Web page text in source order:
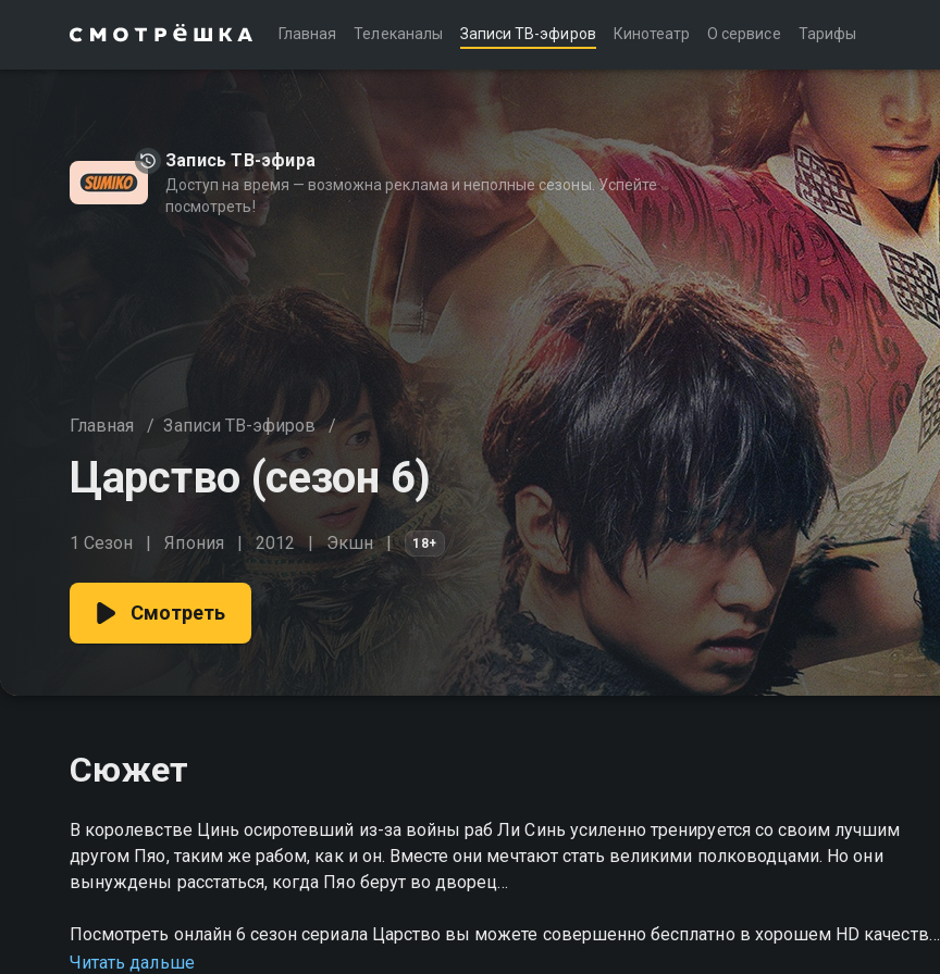
Главная Телеканалы Записи ТВ-эфиров Кинотеатр О сервисе Тарифы
Запись ТВ-эфира
Доступ на время — возможна реклама и неполные сезоны. Успейте
посмотреть!
Главная / Записи ТВ-эфиров /
Царство (сезон 6)
1 Сезон Япония 2012 Экшн 18+
Смотреть
Сюжет
В королевстве Цинь осиротевший из-за войны раб Ли Синь усиленно тренируется со своим лучшим
другом Пяо, таким же рабом, как и он. Вместе они мечтают стать великими полководцами. Но они
вынуждены расстаться, когда Пяо берут во дворец…
Посмотреть онлайн 6 сезон сериала Царство вы можете совершенно бесплатно в хорошем HD качестве
на Смотрёшке
Читать дальше